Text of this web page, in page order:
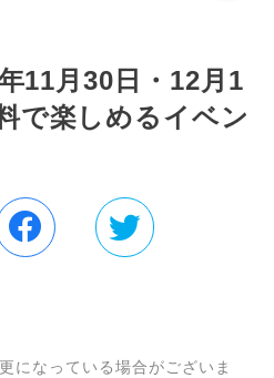
11月30日・12月1
で楽しめるイベン
になっている場合がございま